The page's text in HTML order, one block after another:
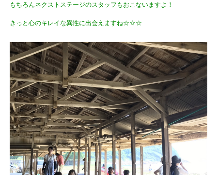
もちろんネクストステージのスタッフもおこないますよ！
きっと心のキレイな異性に出会えますね☆☆☆